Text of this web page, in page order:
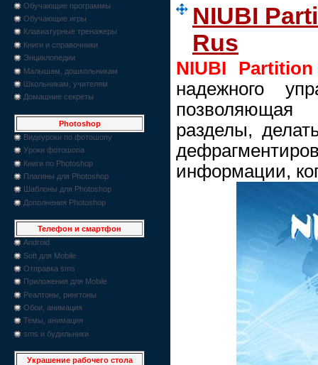
Обучающие программы
Обучающие игры
Клавиатурные тренажеры
Книги и справочники
Энциклопедии
Малышам, дошкольникам
Школьникам, учителям
Домашние секреты
Photoshop
Видеуроки по фотошопу
Уроки фотошопа
Книги по Photoshop
Плагины для Photoshop
Шаблоны для Photoshop
Дополнения Photoshop
Телефон и смартфон
Android
Soft для Mobile
Отправка sms
Приложения для Mobile
Реалтоны, рингтоны
Обои, анимация
Темы, анимация
sms и будильники
Украшение рабочего стола
NIUBI
Rus
NIUBI
надежного
позволяющая
разделы,
информации,